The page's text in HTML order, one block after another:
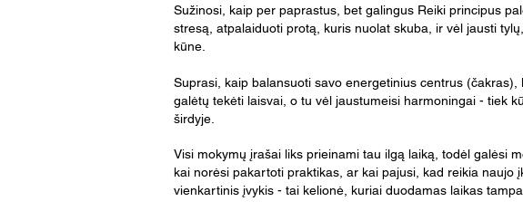
Sužinosi, kaip per paprastus, bet galingus Reiki principus
stresą, atpalaiduoti protą, kuris nuolat skuba, ir vėl jausti
kūne.
Suprasi, kaip balansuoti savo energetinius centrus (čakras),
galėtų tekėti laisvai, o tu vėl jaustumeisi harmoningai - tiek
širdyje.
Visi mokymų įrašai liks prieinami tau ilgą laiką, todėl galėsi
kai norėsi pakartoti praktikas, ar kai pajusi, kad reikia naujo
vienkartinis įvykis - tai kelionė, kuriai duodamas laikas